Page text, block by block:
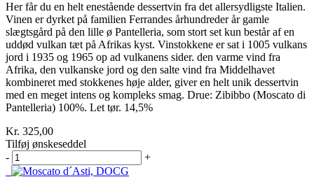
Her får du en helt enestående dessertvin fra det allersydligste Italien.
Vinen er dyrket på familien Ferrandes århundreder år gamle
slægtsgård på den lille ø Pantelleria, som stort set kun består af en
uddød vulkan tæt på Afrikas kyst. Vinstokkene er sat i 1005 vulkans
jord i 1935 og 1965 op ad vulkanens sider. den varme vind fra
Afrika, den vulkanske jord og den salte vind fra Middelhavet
kombineret med stokkenes høje alder, giver en helt unik dessertvin
med en meget intens og kompleks smag. Drue: Zibibbo (Moscato di
Pantelleria) 100%. Let tør. 14,5%
Kr. 325,00
Tilføj ønskeseddel
-
+